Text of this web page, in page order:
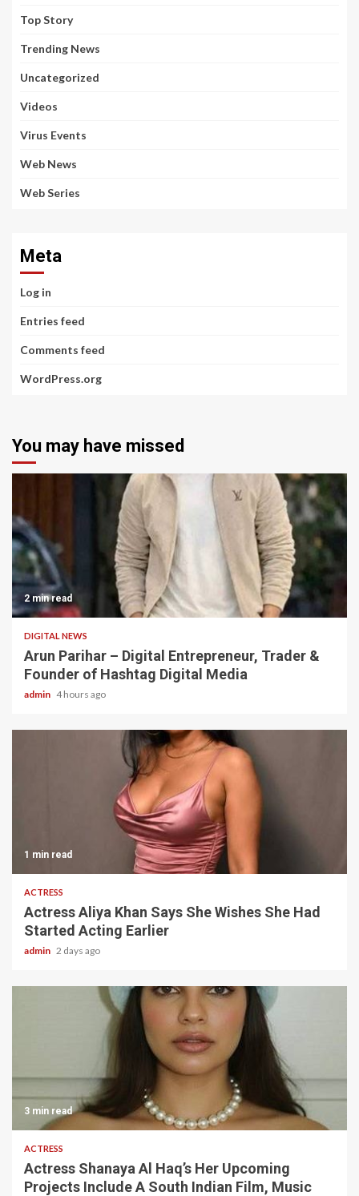
Top Story
Trending News
Uncategorized
Videos
Virus Events
Web News
Web Series
Meta
Log in
Entries feed
Comments feed
WordPress.org
You may have missed
2 min read
DIGITAL NEWS
Arun Parihar – Digital Entrepreneur, Trader &
Founder of Hashtag Digital Media
admin 4 hours ago
1 min read
ACTRESS
Actress Aliya Khan Says She Wishes She Had
Started Acting Earlier
admin 2 days ago
3 min read
ACTRESS
Actress Shanaya Al Haq’s Her Upcoming
Projects Include A South Indian Film, Music